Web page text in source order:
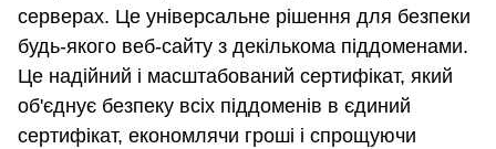
серверах. Це універсальне рішення для безпеки
будь-якого веб-сайту з декількома піддоменами.
Це надійний і масштабований сертифікат, який
об'єднує безпеку всіх піддоменів в єдиний
сертифікат, економлячи гроші і спрощуючи